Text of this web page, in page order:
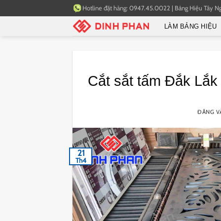
qua
Hotline đặt hàng: 0947.45.0022 | Bảng Hiệu Tây
LÀM BẢNG HIỆU
Cắt sắt tấm Đắk
ĐĂNG
21
Th4